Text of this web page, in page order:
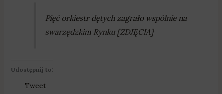
Pięć orkiestr dętych zagrało wspólnie na
swarzędzkim Rynku [ZDJĘCIA]
Udostępnij to:
Tweet